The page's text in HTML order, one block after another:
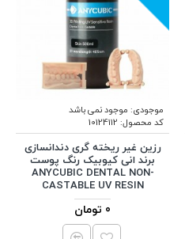
موجودی: موجود نمی باشد
کد محصول: 10124112
رزین غیر ریخته گری دندانسازی
برند انی کیوبیک رنگ پوست
ANYCUBIC DENTAL NON-
CASTABLE UV RESIN
0 تومان